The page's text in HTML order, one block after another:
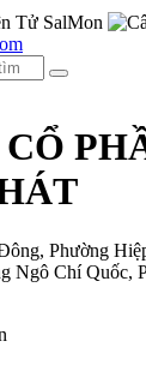
CỔ
Phường
Ngô Chí Quốc,